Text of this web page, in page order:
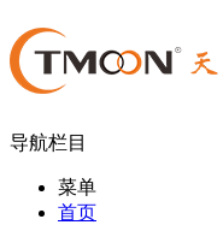
导航栏目
菜单
首页